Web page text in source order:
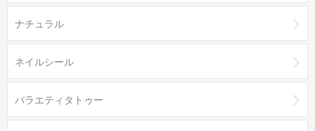
ナチュラル
ネイルシール
バラエティタトゥー